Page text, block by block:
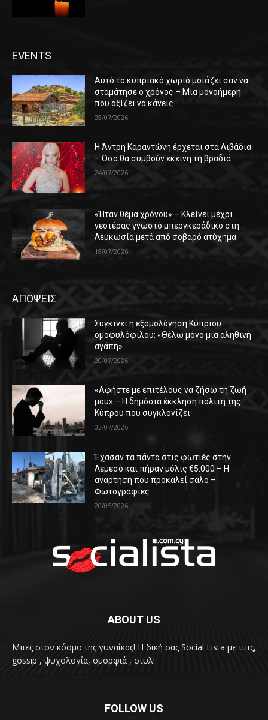
EVENTS
Αυτό το κυπριακό χωριό μοιάζει σαν να
σταμάτησε ο χρόνος – Μια μονοήμερη
που αξίζει να κάνεις
28/07/2026
Η Άντρη Καραντώνη έρχεται στα Λιβάδια
– Όσα θα συμβούν εκείνη τη βραδιά
24/07/2026
«Ήταν θέμα χρόνου» – Κλείνει μέχρι
νεοτέρας γνωστό μπεργκεράδικο στη
Λευκωσία μετά από σοβαρό ατύχημα
19/07/2026
ΑΠΟΨΕΙΣ
Συγκινεί η εξομολόγηση Κύπριου
ομοφυλόφιλου: «Θέλω μόνο μια αληθινή
αγάπη»
20/07/2026
«Αφήστε με επιτέλους να ζήσω τη ζωή
μου» – Η δημόσια έκκληση πολίτη της
Κύπρου που συγκλονίζει
03/07/2026
Έχασαν τα πάντα στις φωτιές στην
Λεμεσό και πήραν μόλις €5.000 – Η
ανάρτηση που προκαλεί σάλο –
Φωτογραφίες
20/05/2026
ABOUT US
Μπες στον κόσμο της γυναίκας! H δική σας Social Lista με τιπς,
gossip , ψυχολογία, ομορφιά , στυλ!
FOLLOW US